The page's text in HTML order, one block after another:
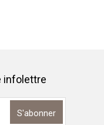
infolettre
S'abonner